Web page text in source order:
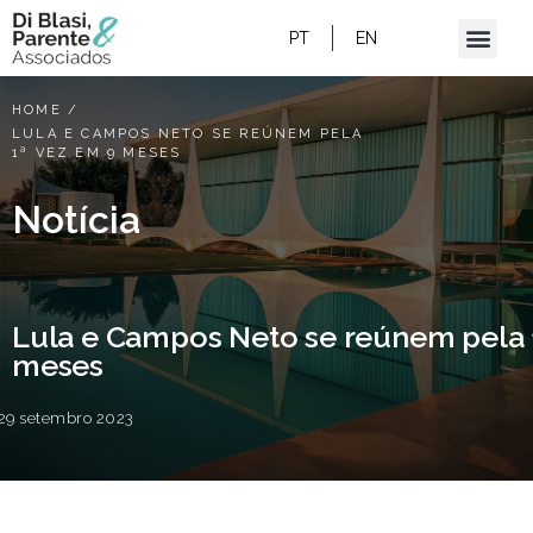
PT EN
HOME /
LULA E CAMPOS NETO SE REÚNEM PELA
1ª VEZ EM 9 MESES
Notícia
Lula e Campos Neto se reúnem pela
meses
setembro 2023